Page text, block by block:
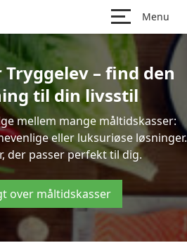
Menu
– find den
til din livsstil
mellem mange måltidskasser:
eller luksuriøse løsninger.
der passer perfekt til dig.
over måltidskasser